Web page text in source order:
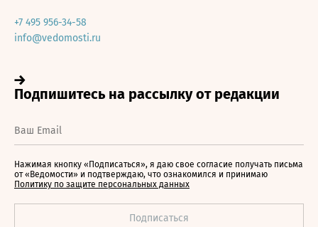
+7 495 956-34-58
info@vedomosti.ru
Нажимая кнопку «Подписаться», я даю свое согласие получать письма
от «Ведомости» и подтверждаю, что ознакомился и принимаю
Политику по защите персональных данных